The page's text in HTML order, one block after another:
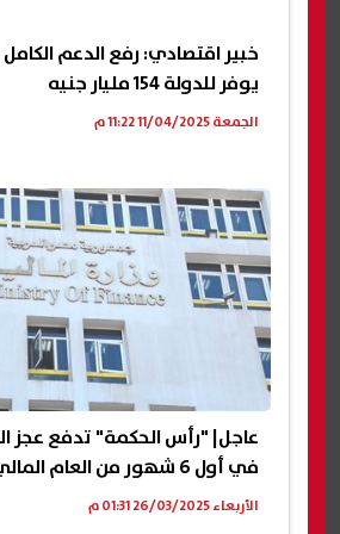
خبير اقتصادي: رفع الدعم
يوفر للدولة 154 مليار جنيه
الجمعة 11/04/2025 11:22 م
عاجل| "رأس الحكمة" تدفع عجز
في أول 6 شهور من العام المالي
الأربعاء 26/03/2025 01:31 م